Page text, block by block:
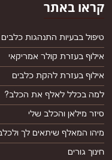
קראו באתר
טיפול בבעיות התנהגות כלבים
אילוף בעזרת קולר אמריקאי
אילוף בעזרת להקת כלבים
למה בכלל לאלף את הכלב?
סיזר מילאן והכלב שלי
מיהו המאלף שיתאים לך
חינוך גורים